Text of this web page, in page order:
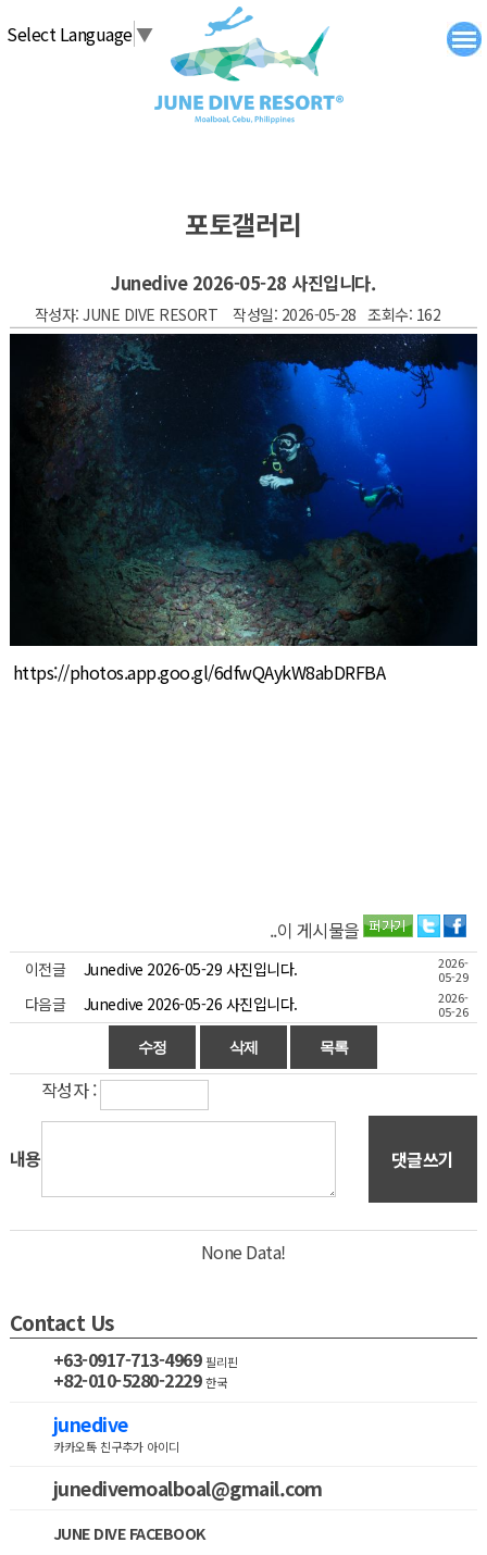
Select Language▼
포토갤러리
Junedive 2026-05-28 사진입니다.
작성자: JUNE DIVE RESORT 작성일: 2026-05-28 조회수: 162
https://photos.app.goo.gl/6dfwQAykW8abDRFBA
..이 게시물을
이전글 Junedive 2026-05-29 사진입니다.
2026-
05-29
다음글 Junedive 2026-05-26 사진입니다.
2026-
05-26
작성자 :
내용 댓글쓰기
None Data!
Contact Us
+63-0917-713-4969 필리핀
+82-010-5280-2229 한국
junedive
카카오톡 친구추가 아이디
junedivemoalboal@gmail.com
JUNE DIVE FACEBOOK